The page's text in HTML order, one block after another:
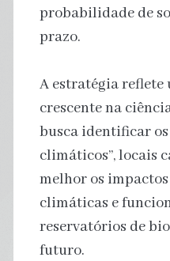
probabilidade de
prazo.
A estratégia reflete
crescente na
busca identificar
climáticos”, locais
melhor os
climáticas e
reservatórios de
futuro.